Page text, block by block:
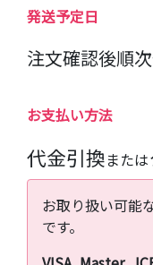
発送予定日
注文確認後順
お支払い方法
代金引換または
お取り扱い可能
です。